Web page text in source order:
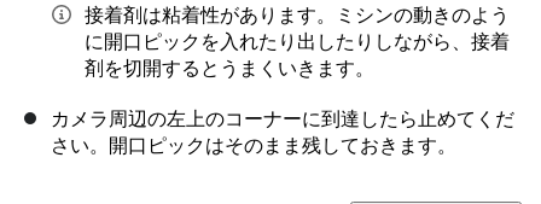
接着剤は粘着性があります。ミシンの動きのよう
に開口ピックを入れたり出したりしながら、接着
剤を切開するとうまくいきます。
カメラ周辺の左上のコーナーに到達したら止めてくだ
さい。開口ピックはそのまま残しておきます。